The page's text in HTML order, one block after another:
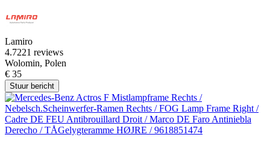
Lamiro
4.7221 reviews
Wolomin, Polen
€ 35
Stuur bericht